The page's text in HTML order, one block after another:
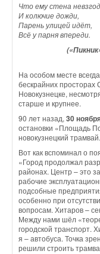
Что ему стена невзгод
И колючие дожди,
Парень улицей идёт,
Всё у парня впереди.
На особом месте
бескрайних
Новокузнецке,
старше и крупнее.
90 лет назад,30
остановки «Площадь
новокузнецкий трамвай.
Вот как вспоминал о
«Город продолжал
районах. Центр – это
рабочие
подсобные
особенно при
вопросам. Хитаров –
Между нами шёл
городской транспорт.
я – автобуса. Точка
решили строить